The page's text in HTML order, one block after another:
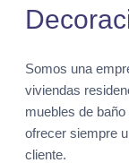
Somos una
viviendas
muebles de
ofrecer siempre
cliente.